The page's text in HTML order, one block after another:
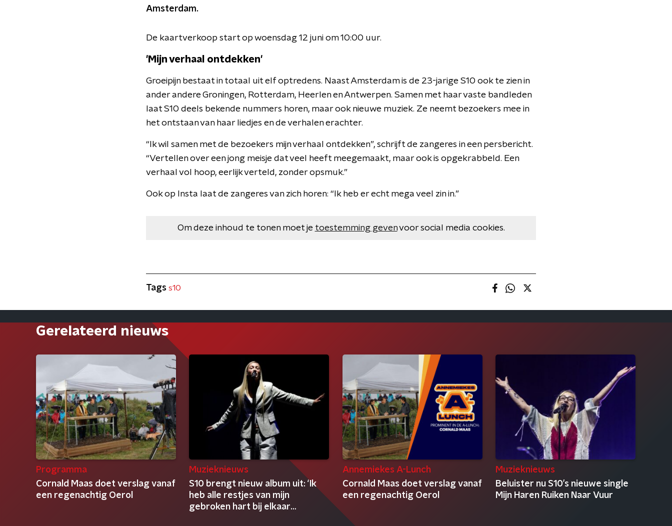
Amsterdam.
De kaartverkoop start op woensdag 12 juni om 10:00 uur.
'Mijn verhaal ontdekken'
Groeipijn bestaat in totaal uit elf optredens. Naast Amsterdam is de 23-jarige S10 ook te zien in
ander andere Groningen, Rotterdam, Heerlen en Antwerpen. Samen met haar vaste bandleden
laat S10 deels bekende nummers horen, maar ook nieuwe muziek. Ze neemt bezoekers mee in
het ontstaan van haar liedjes en de verhalen erachter.
“Ik wil samen met de bezoekers mijn verhaal ontdekken”, schrijft de zangeres in een persbericht.
“Vertellen over een jong meisje dat veel heeft meegemaakt, maar ook is opgekrabbeld. Een
verhaal vol hoop, eerlijk verteld, zonder opsmuk.”
Ook op Insta laat de zangeres van zich horen: “Ik heb er echt mega veel zin in.”
Om deze inhoud te tonen moet je toestemming gevenvoor social media cookies.
Tags s10
Gerelateerd nieuws
Programma
Cornald Maas doet verslag vanaf
een regenachtig Oerol
Muzieknieuws
S10 brengt nieuw album uit: ‘Ik
heb alle restjes van mijn
gebroken hart bij elkaar
Annemiekes A-Lunch
Cornald Maas doet verslag vanaf
een regenachtig Oerol
Muzieknieuws
Beluister nu S10’s nieuwe single
Mijn Haren Ruiken Naar Vuur